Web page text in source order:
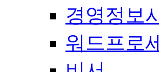
경영정보
워드프로